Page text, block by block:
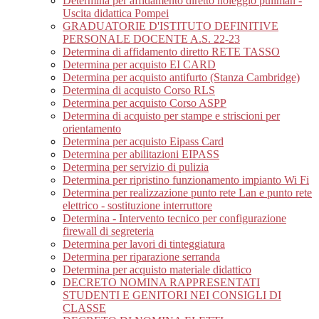
Uscita didattica Pompei
GRADUATORIE D'ISTITUTO DEFINITIVE
PERSONALE DOCENTE A.S. 22-23
Determina di affidamento diretto RETE TASSO
Determina per acquisto EI CARD
Determina per acquisto antifurto (Stanza Cambridge)
Determina di acquisto Corso RLS
Determina per acquisto Corso ASPP
Determina di acquisto per stampe e striscioni per
orientamento
Determina per acquisto Eipass Card
Determina per abilitazioni EIPASS
Determina per servizio di pulizia
Determina per ripristino funzionamento impianto Wi Fi
Determina per realizzazione punto rete Lan e punto rete
elettrico - sostituzione interruttore
Determina - Intervento tecnico per configurazione
firewall di segreteria
Determina per lavori di tinteggiatura
Determina per riparazione serranda
Determina per acquisto materiale didattico
DECRETO NOMINA RAPPRESENTATI
STUDENTI E GENITORI NEI CONSIGLI DI
CLASSE